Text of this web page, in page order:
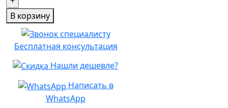
В корзину
Бесплатная консультация
Нашли дешевле?
Написать в
WhatsApp